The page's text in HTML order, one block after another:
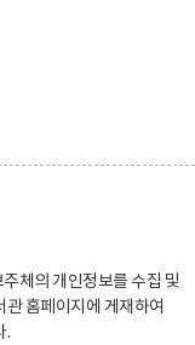
체의 개인정보를 수집 및
홈페이지에 게재하여
.